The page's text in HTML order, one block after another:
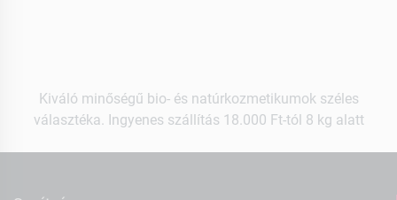
Kiváló minőségű bio- és natúrkozmetikumok széles
választéka. Ingyenes szállítás 18.000 Ft-tól 8 kg alatt